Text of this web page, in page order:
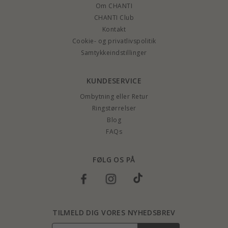
Om CHANTI
CHANTI Club
Kontakt
Cookie- og privatlivspolitik
Samtykkeindstillinger
KUNDESERVICE
Ombytning eller Retur
Ringstørrelser
Blog
FAQs
FØLG OS PÅ
TILMELD DIG VORES NYHEDSBREV